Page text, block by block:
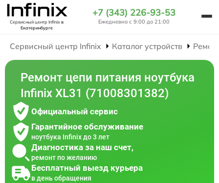
Сервисный центр Infinixв
Екатеринбурге
+7 (343) 226-93-53
Ежедневно с 9:00 до 21:00
Сервисный центр Infinix Каталог устройств
Ремонт цепи питания ноутбука
Infinix XL31 (71008301382)
Официальный сервис
Гарантийное обслуживание
ноутбука Infinix до 3 лет
Диагностика за наш счет,
ремонт по желанию
Бесплатный выезд курьера
в день обращения